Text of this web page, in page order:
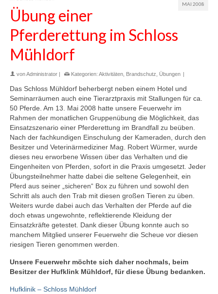
MAI 2008
Übung einer
Pferderettung im Schloss
Mühldorf
vonAdministrator Kategorien: Aktivitäten Brandschutz Übungen
Das Schloss Mühldorf beherbergt neben einem Hotel und
Seminarräumen auch eine Tierarztpraxis mit Stallungen für ca.
50 Pferde. Am 13. Mai 2008 hatte unsere Feuerwehr im
Rahmen der monatlichen Gruppenübung die Möglichkeit, das
Einsatzszenario einer Pferderettung im Brandfall zu beüben.
Nach der fachkundigen Einschulung der Kameraden, durch den
Besitzer und Veterinärmediziner Mag. Robert Würmer, wurde
dieses neu erworbene Wissen über das Verhalten und die
Eingenheiten von Pferden, sofort in die Praxis umgesetzt. Jeder
Übungsteilnehmer hatte dabei die seltene Gelegenheit, ein
Pferd aus seiner „sicheren“ Box zu führen und sowohl den
Schritt als auch den Trab mit diesen großen Tieren zu üben.
Weiters wurde dabei auch das Verhalten der Pferde auf die
doch etwas ungewohnte, reflektierende Kleidung der
Einsatzkräfte getestet. Dank dieser Übung konnte auch so
manchem Mitglied unserer Feuerwehr die Scheue vor diesen
riesigen Tieren genommen werden.
Unsere Feuerwehr möchte sich daher nochmals, beim
Besitzer der Hufklink Mühldorf, für diese Übung bedanken.
Hufklinik – Schloss Mühldorf